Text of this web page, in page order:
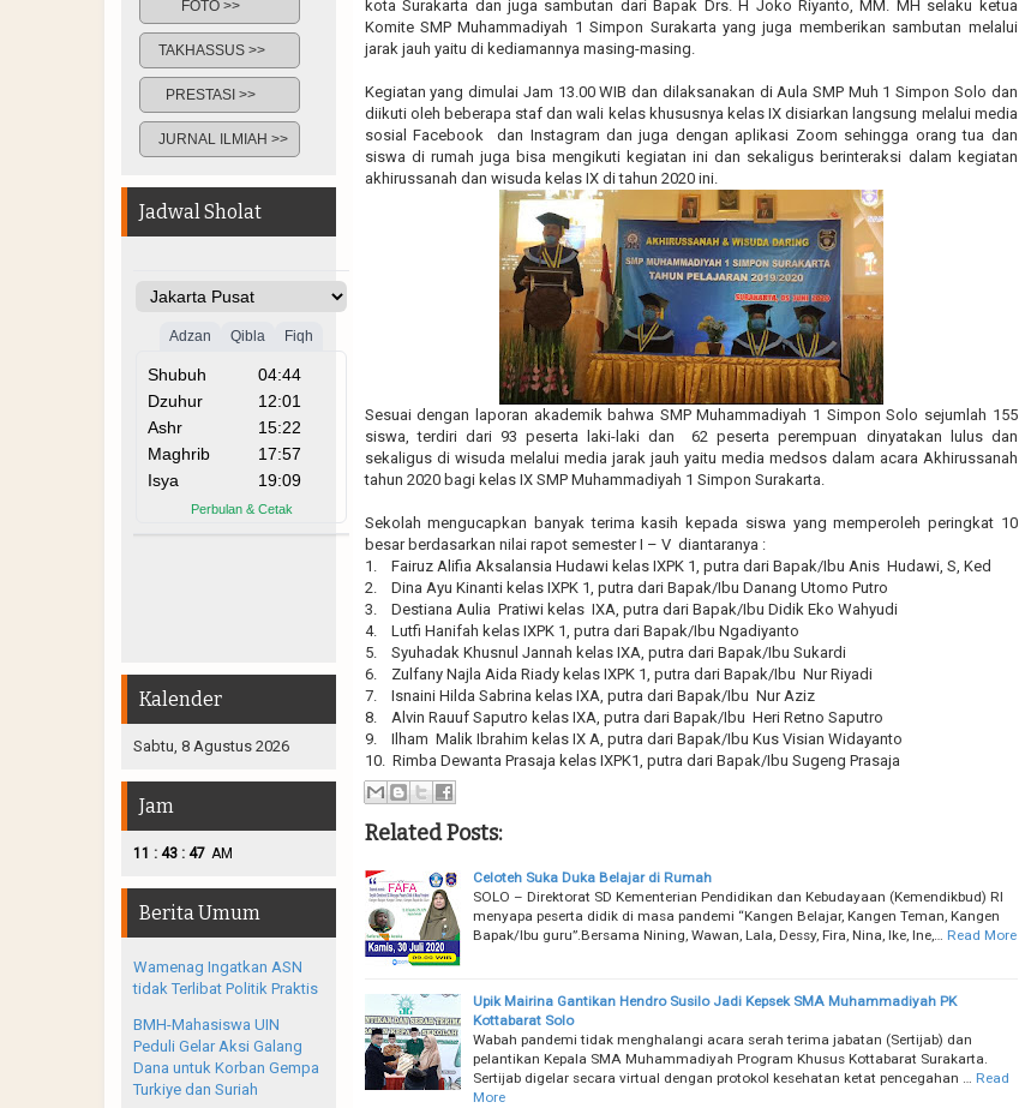
kota Surakarta dan juga sambutan dari Bapak Drs. H Joko Riyanto, MM. MH selaku ketua
Komite SMP Muhammadiyah 1 Simpon Surakarta yang juga memberikan sambutan melalui
jarak jauh yaitu di kediamannya masing-masing.
Kegiatan yang dimulai Jam 13.00 WIB dan dilaksanakan di Aula SMP Muh 1 Simpon Solo dan
diikuti oleh beberapa staf dan wali kelas khususnya kelas IX disiarkan langsung melalui media
sosial Facebook dan Instagram dan juga dengan aplikasi Zoom sehingga orang tua dan
siswa di rumah juga bisa mengikuti kegiatan ini dan sekaligus berinteraksi dalam kegiatan
akhirussanah dan wisuda kelas IX di tahun 2020 ini.
Sesuai dengan laporan akademik bahwa SMP Muhammadiyah 1 Simpon Solo sejumlah 155
siswa, terdiri dari 93 peserta laki-laki dan 62 peserta perempuan dinyatakan lulus dan
sekaligus di wisuda melalui media jarak jauh yaitu media medsos dalam acara Akhirussanah
tahun 2020 bagi kelas IX SMP Muhammadiyah 1 Simpon Surakarta.
Sekolah mengucapkan banyak terima kasih kepada siswa yang memperoleh peringkat 10
besar berdasarkan nilai rapot semester I – V diantaranya :
1. Fairuz Alifia Aksalansia Hudawi kelas IXPK 1, putra dari Bapak/Ibu Anis Hudawi, S, Ked
2. Dina Ayu Kinanti kelas IXPK 1, putra dari Bapak/Ibu Danang Utomo Putro
3. Destiana Aulia Pratiwi kelas IXA, putra dari Bapak/Ibu Didik Eko Wahyudi
4. Lutfi Hanifah kelas IXPK 1, putra dari Bapak/Ibu Ngadiyanto
5. Syuhadak Khusnul Jannah kelas IXA, putra dari Bapak/Ibu Sukardi
6. Zulfany Najla Aida Riady kelas IXPK 1, putra dari Bapak/Ibu Nur Riyadi
7. Isnaini Hilda Sabrina kelas IXA, putra dari Bapak/Ibu Nur Aziz
8. Alvin Rauuf Saputro kelas IXA, putra dari Bapak/Ibu Heri Retno Saputro
9. Ilham Malik Ibrahim kelas IX A, putra dari Bapak/Ibu Kus Visian Widayanto
10. Rimba Dewanta Prasaja kelas IXPK1, putra dari Bapak/Ibu Sugeng Prasaja
Related Posts:
Celoteh Suka Duka Belajar di Rumah
SOLO – Direktorat SD Kementerian Pendidikan dan Kebudayaan (Kemendikbud) RI
menyapa peserta didik di masa pandemi “Kangen Belajar, Kangen Teman, Kangen
Bapak/Ibu guru”.Bersama Nining, Wawan, Lala, Dessy, Fira, Nina, Ike, Ine,…
Read More
Upik Mairina Gantikan Hendro Susilo Jadi Kepsek SMA Muhammadiyah PK
Kottabarat Solo
Wabah pandemi tidak menghalangi acara serah terima jabatan (Sertijab) dan
pelantikan Kepala SMA Muhammadiyah Program Khusus Kottabarat Surakarta.
Sertijab digelar secara virtual dengan protokol kesehatan ketat pencegahan …
Read
More
FOTO >>
TAKHASSUS >>
PRESTASI >>
JURNAL ILMIAH >>
Jadwal Sholat
Kalender
Sabtu, 8 Agustus 2026
Jam
11 : 43 : 48 AM
Berita Umum
Wamenag Ingatkan ASN
tidak Terlibat Politik Praktis
BMH-Mahasiswa UIN
Peduli Gelar Aksi Galang
Dana untuk Korban Gempa
Turkiye dan Suriah